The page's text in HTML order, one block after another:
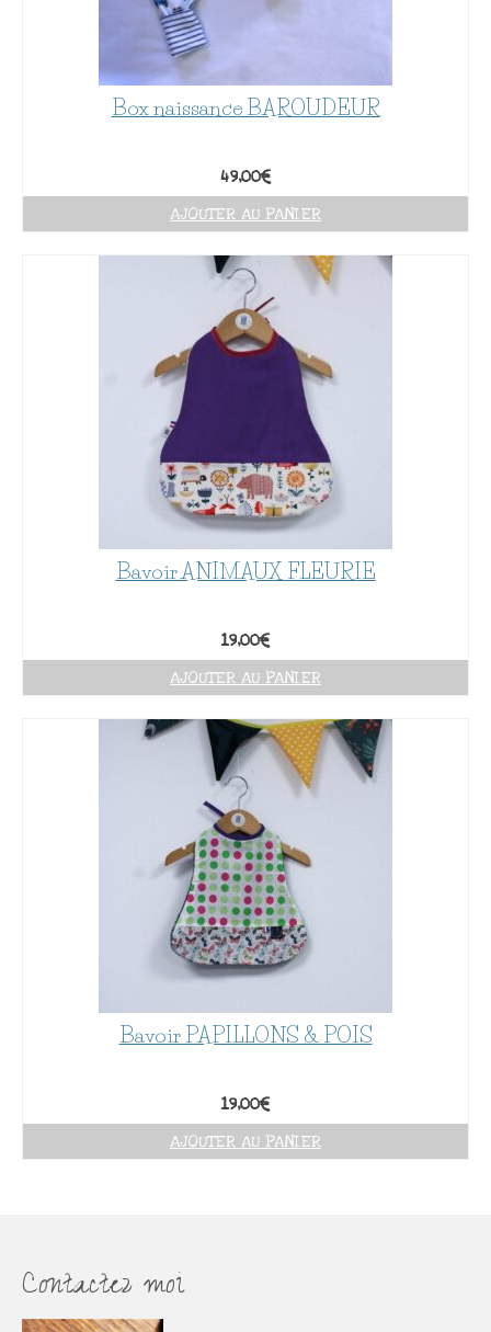
Box naissance BAROUDEUR
49,00€
AJOUTER AU PANIER
Bavoir ANIMAUX FLEURIE
19,00€
AJOUTER AU PANIER
Bavoir PAPILLONS & POIS
19,00€
AJOUTER AU PANIER
Contactez moi